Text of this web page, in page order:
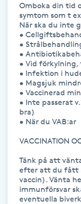
Hälsprickor
Idrottsmassage
IPL hårborttagning
IR-massage
Japansk massage
Omboka din tid
symtom som t
När ska du inte
•
•
•
• Vid förkylning,
• Infektion i
• Magsjuk
• Vaccinerad
• Inte passerat
bra)
• När du VAB:ar
VACCINATION
Tänk på att
efter att du fått
vaccin). Vänta
immunförsvar
eventuella